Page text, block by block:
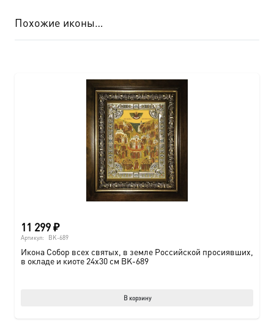
Похожие иконы…
11 299₽
Артикул: BK-689
Икона Собор всех святых, в земле Российской просиявших,
в окладе и киоте 24х30 см BK-689
В корзину